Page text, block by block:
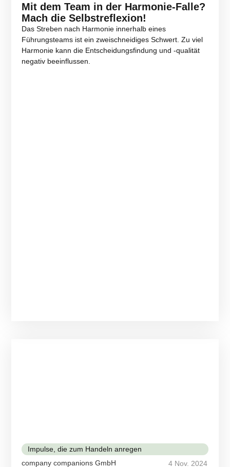
Mit dem Team in der Harmonie-Falle?
Mach die Selbstreflexion!
Das Streben nach Harmonie innerhalb eines
Führungsteams ist ein zweischneidiges Schwert. Zu viel
Harmonie kann die Entscheidungsfindung und -qualität
negativ beeinflussen.
Impulse, die zum Handeln anregen
company companions GmbH
4 Nov. 2024